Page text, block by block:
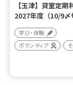
【玉津】貸室定期
2027年度（10/9〆
学び・体験
ボランティア